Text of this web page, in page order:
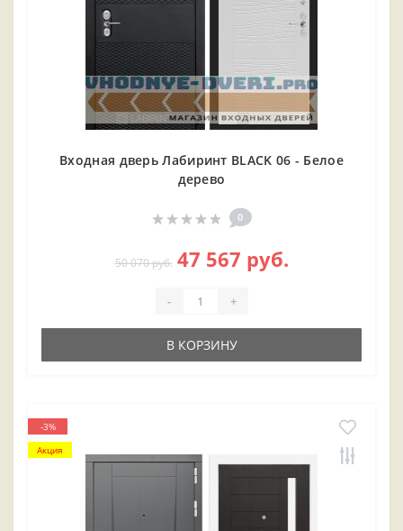
Входная дверь Лабиринт BLACK 06 - Белое
дерево
0
50 070 руб. 47 567 руб.
- +
В КОРЗИНУ
-3%
Акция